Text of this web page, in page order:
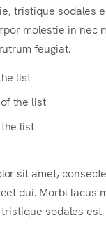
tristique sodales
molestie in nec
feugiat.
list
the list
list
sit amet,
dui. Morbi lacus
sodales